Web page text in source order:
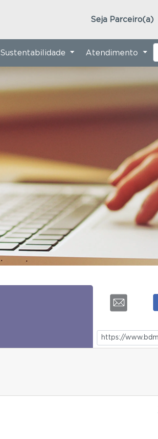
Seja Parceiro(a)
Sustentabilidade Atendimento